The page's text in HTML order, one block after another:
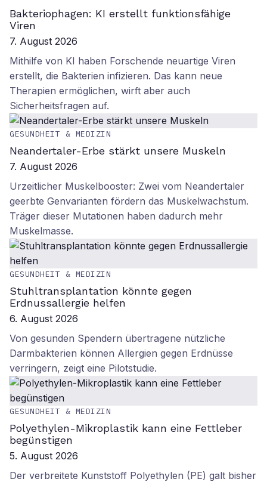
Bakteriophagen: KI erstellt funktionsfähige
Viren
7. August 2026
Mithilfe von KI haben Forschende neuartige Viren
erstellt, die Bakterien infizieren. Das kann neue
Therapien ermöglichen, wirft aber auch
Sicherheitsfragen auf.
GESUNDHEIT & MEDIZIN
Neandertaler-Erbe stärkt unsere Muskeln
7. August 2026
Urzeitlicher Muskelbooster: Zwei vom Neandertaler
geerbte Genvarianten fördern das Muskelwachstum.
Träger dieser Mutationen haben dadurch mehr
Muskelmasse.
GESUNDHEIT & MEDIZIN
Stuhltransplantation könnte gegen
Erdnussallergie helfen
6. August 2026
Von gesunden Spendern übertragene nützliche
Darmbakterien können Allergien gegen Erdnüsse
verringern, zeigt eine Pilotstudie.
GESUNDHEIT & MEDIZIN
Polyethylen-Mikroplastik kann eine Fettleber
begünstigen
5. August 2026
Der verbreitete Kunststoff Polyethylen (PE) galt bisher